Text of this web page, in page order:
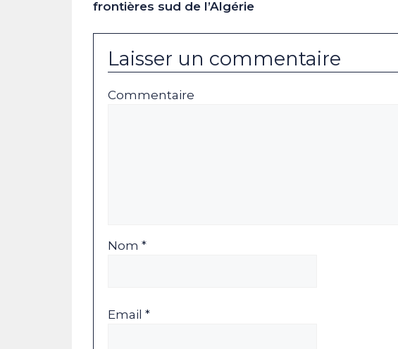
frontières sud de l’Algérie
Laisser un commentaire
Commentaire
Nom *
Email *